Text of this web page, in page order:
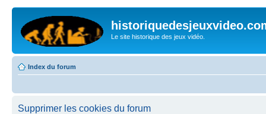
Le site historique des jeux vidéo.
Index du forum
Supprimer les cookies du forum